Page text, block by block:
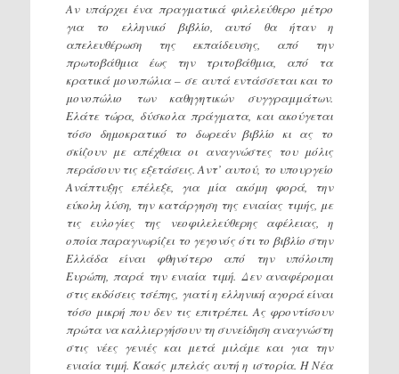
Αν υπάρχει ένα πραγματικά φιλελεύθερο μέτρο
για το ελληνικό βιβλίο, αυτό θα ήταν η
απελευθέρωση της εκπαίδευσης, από την
πρωτοβάθμια έως την τριτοβάθμια, από τα
κρατικά μονοπώλια – σε αυτά εντάσσεται και το
μονοπώλιο των καθηγητικών συγγραμμάτων.
Ελάτε τώρα, δύσκολα πράγματα, και ακούγεται
τόσο δημοκρατικό το δωρεάν βιβλίο κι ας το
σκίζουν με απέχθεια οι αναγνώστες του μόλις
περάσουν τις εξετάσεις. Αντ’ αυτού, το υπουργείο
Ανάπτυξης επέλεξε, για μία ακόμη φορά, την
εύκολη λύση, την κατάργηση της ενιαίας τιμής, με
τις ευλογίες της νεοφιλελεύθερης αφέλειας, η
οποία παραγνωρίζει το γεγονός ότι το βιβλίο στην
Ελλάδα είναι φθηνότερο από την υπόλοιπη
Ευρώπη, παρά την ενιαία τιμή. Δεν αναφέρομαι
στις εκδόσεις τσέπης, γιατί η ελληνική αγορά είναι
τόσο μικρή που δεν τις επιτρέπει. Ας φροντίσουν
πρώτα να καλλιεργήσουν τη συνείδηση αναγνώστη
στις νέες γενιές και μετά μιλάμε και για την
ενιαία τιμή. Κακός μπελάς αυτή η ιστορία. Η Νέα